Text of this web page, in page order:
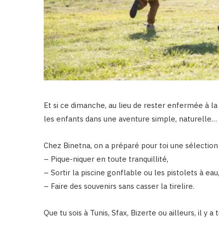
Et si ce dimanche, au lieu de rester enfermée à
les enfants dans une aventure simple, naturelle…
Chez Binetna, on a préparé pour toi une
– Pique-niquer en toute tranquillité,
– Sortir la piscine gonflable ou les pistolets à eau,
– Faire des souvenirs sans casser la tirelire.
Que tu sois à Tunis, Sfax, Bizerte ou ailleurs, il y